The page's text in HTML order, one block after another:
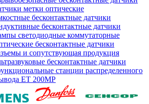
метки оптические
бесконтактные датчики
бесконтактные датчики
светодиодные коммутаторные
бесконтактные датчики
и сопутствующая продукция
бесконтактные датчики
станции распределенного
ET 200MP